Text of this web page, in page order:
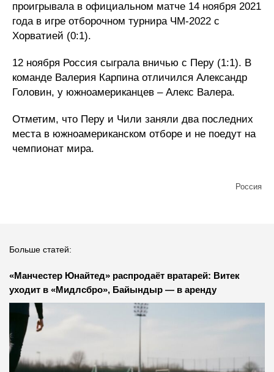
проигрывала в официальном матче 14 ноября 2021
года в игре отборочном турнира ЧМ-2022 с
Хорватией (0:1).
12 ноября Россия сыграла вничью с Перу (1:1). В
команде Валерия Карпина отличился Александр
Головин, у южноамериканцев – Алекс Валера.
Отметим, что Перу и Чили заняли два последних
места в южноамериканском отборе и не поедут на
чемпионат мира.
Россия
Больше статей:
«Манчестер Юнайтед» распродаёт вратарей: Витек
уходит в «Мидлсбро», Байындыр — в аренду